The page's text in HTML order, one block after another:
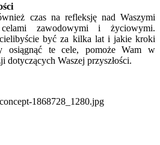
czas na refleksję nad Waszymi
celami zawodowymi i życiowymi.
być za kilka lat i jakie kroki
osiągnąć te cele, pomoże Wam w
dotyczących Waszej przyszłości.